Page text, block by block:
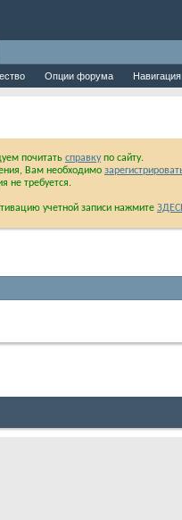
Опции форума Навигация
почитатьсправкупо сайту.
Вам необходимо
не требуется.